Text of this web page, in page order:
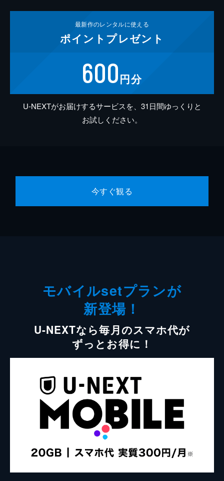
最新作のレンタルに使える
ポイント プレゼント
600円分
U-NEXTがお届けするサービスを、31日間ゆっくりと
お試しください。
今すぐ観る
モバイルsetプランが
新登場！
U-NEXTなら毎月のスマホ代が
ずっとお得に！